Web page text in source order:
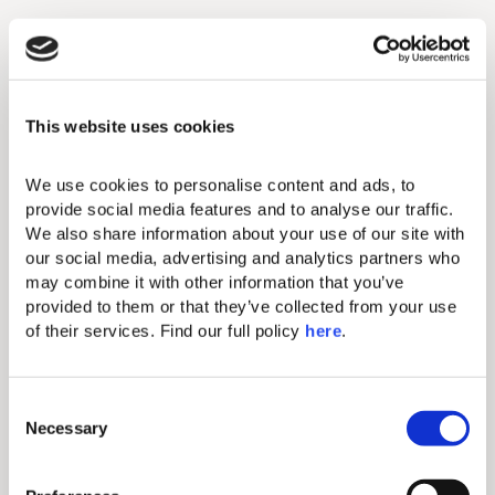
This website uses cookies
We use cookies to personalise content and ads, to
provide social media features and to analyse our traffic.
We also share information about your use of our site with
our social media, advertising and analytics partners who
may combine it with other information that you’ve
provided to them or that they’ve collected from your use
of their services. Find our full policy here.
Necessary
Kostenloses W-LAN
Zentrale Klimaanlage
49-Zoll-Flachbildfernseher
Minibar (gegen Aufpreis)
Elektronischer Safe (passend für